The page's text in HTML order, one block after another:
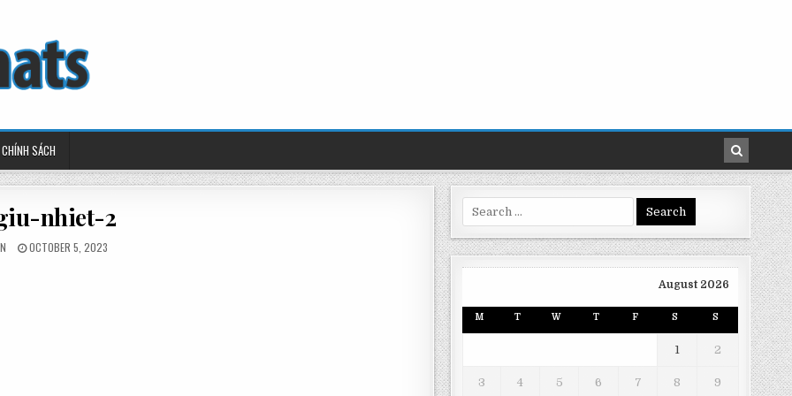
CHÍNH SÁCH
nhiet-2
POSTED
OCTOBER 5, 2023
Search
for:
August 2026
M T W T F S S
1 2
3 4 5 6 7 8 9